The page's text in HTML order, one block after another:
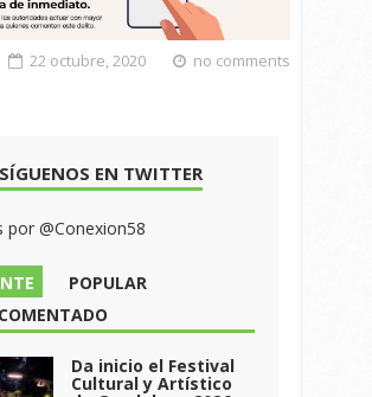
22 octubre, 2020 no comments
SÍGUENOS EN TWITTER
por @Conexion58
POPULAR
Da inicio el Festival
Cultural y Artístico